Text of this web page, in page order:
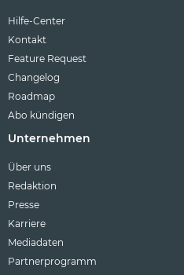
Hilfe-Center
Kontakt
Feature Request
Changelog
Roadmap
Abo kündigen
Unternehmen
Über uns
Redaktion
Presse
Karriere
Mediadaten
Partnerprogramm